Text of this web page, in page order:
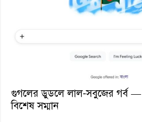
গুগলের ডুডলে লাল-সবুজের গর্ব —
বিশেষ সম্মান